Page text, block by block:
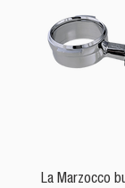
La Marzocco